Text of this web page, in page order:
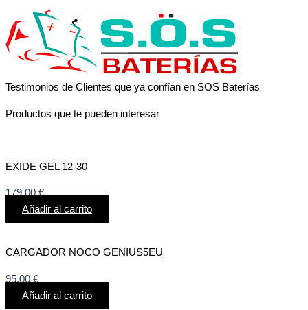
Testimonios de Clientes que ya confían en SOS Baterías
Productos que te pueden interesar
EXIDE GEL 12-30
179,00€
Añadir al carrito
CARGADOR NOCO GENIUS5EU
95,00 €
Añadir al carrito